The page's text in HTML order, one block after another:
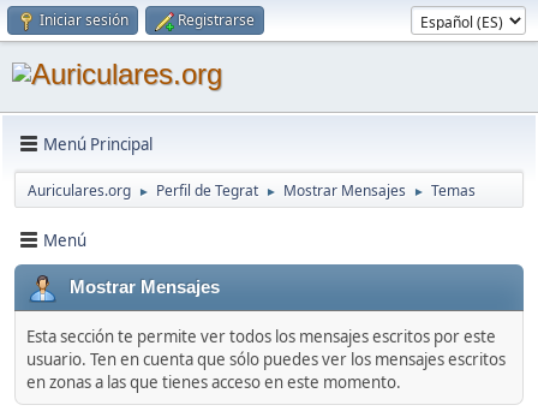
Iniciar sesión Registrarse
Menú Principal
Auriculares.org ► Perfil de Tegrat ► Mostrar Mensajes ► Temas
Menú
Mostrar Mensajes
Esta sección te permite ver todos los mensajes escritos por este
usuario. Ten en cuenta que sólo puedes ver los mensajes escritos
en zonas a las que tienes acceso en este momento.